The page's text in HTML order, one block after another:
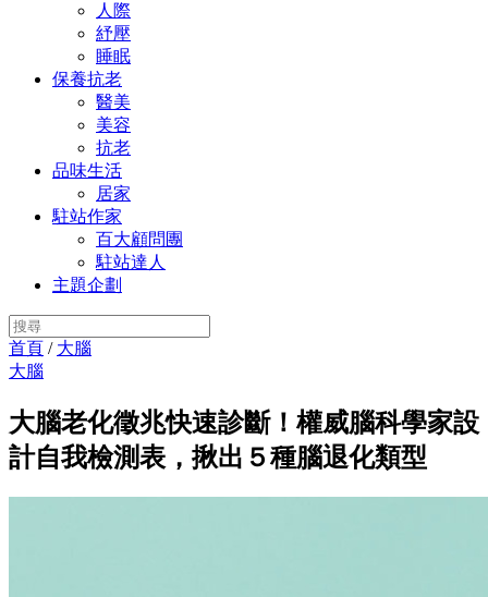
人際
紓壓
睡眠
保養抗老
醫美
美容
抗老
品味生活
居家
駐站作家
百大顧問團
駐站達人
主題企劃
首頁 / 大腦
大腦
大腦老化徵兆快速診斷！權威腦科學家設
計自我檢測表，揪出５種腦退化類型